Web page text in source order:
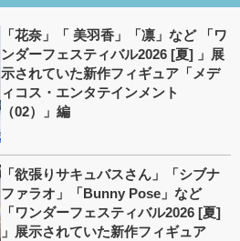
「花奈」「 美羽香」「凛」など 「ワ
ンダーフェスティバル2026 [夏] 」展
示されていた新作フィギュア「メデ
ィコス・エンタテインメント
（02）」編
「欲張りサキュバスさん」「シブナ
ファラオ」「Bunny Pose」など
「ワンダーフェスティバル2026 [夏]
」展示されていた新作フィギュア